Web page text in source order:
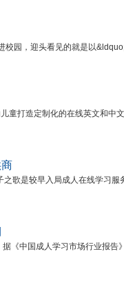
园，迎头看见的就是以
童打造定制化的在线英文和中
歌是较早入局成人在线学习服
《中国成人学习市场行业报告》